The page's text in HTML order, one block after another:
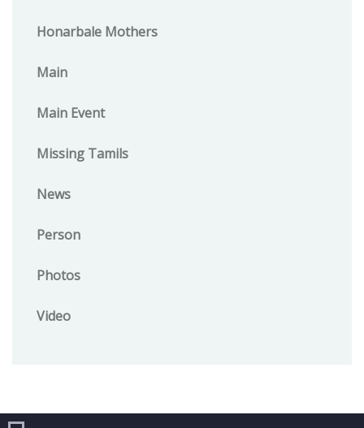
Honarbale Mothers
Main
Main Event
Missing Tamils
News
Person
Photos
Video